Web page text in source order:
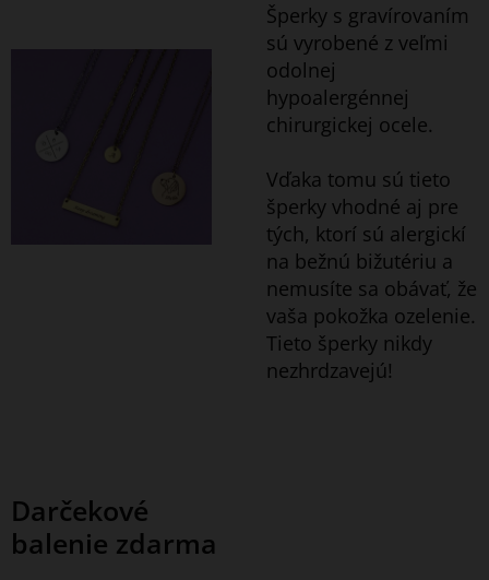
Šperky s gravírovaním
sú vyrobené z veľmi
odolnej
hypoalergénnej
chirurgickej ocele.
Vďaka tomu sú tieto
šperky vhodné aj pre
tých, ktorí sú alergickí
na bežnú bižutériu a
nemusíte sa obávať, že
vaša pokožka ozelenie.
Tieto šperky nikdy
nezhrdzavejú!
Darčekové
balenie zdarma